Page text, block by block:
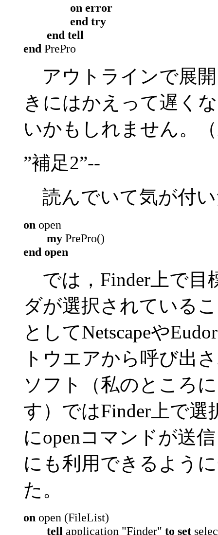
on error
end try
end tell
end PrePro
アウトラインで展
きにはかえって遅く
いかもしれません。
”補足2”--
読んでいて気が付
on open
my PrePro()
end open
では，Finder上で目
ダが選択されている
としてNetscapeや
トウエアから呼び出
ソフト（私のところ
す）ではFinder上で選
にopenコマンドが送
にも利用できるよう
た。
on open (FileList)
tell application "Finder" to set